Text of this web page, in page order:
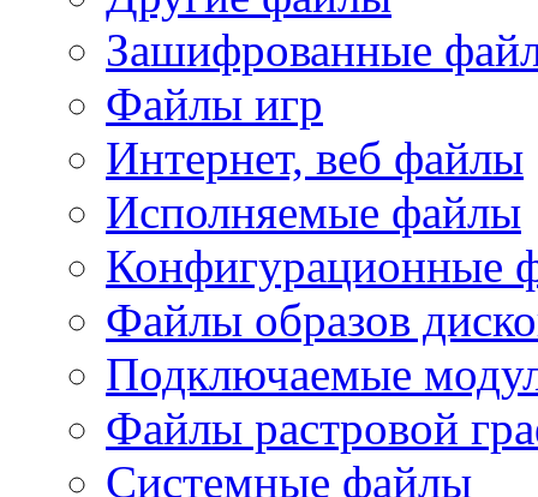
Зашифрованные
Файлы игр
Интернет, веб файлы
Исполняемые файлы
Конфигурационные
Файлы образов
Подключаемые
Файлы растровой
Системные файлы